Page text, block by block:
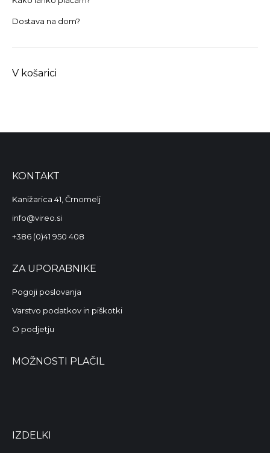
Dostava na dom?
V košarici
KONTAKT
Kanižarica 41, Črnomelj
info@vireo.si
+386 (0)41 950 408
ZA UPORABNIKE
Pogoji poslovanja
Varstvo podatkov in piškotki
O podjetju
MOŽNOSTI PLAČIL
IZDELKI